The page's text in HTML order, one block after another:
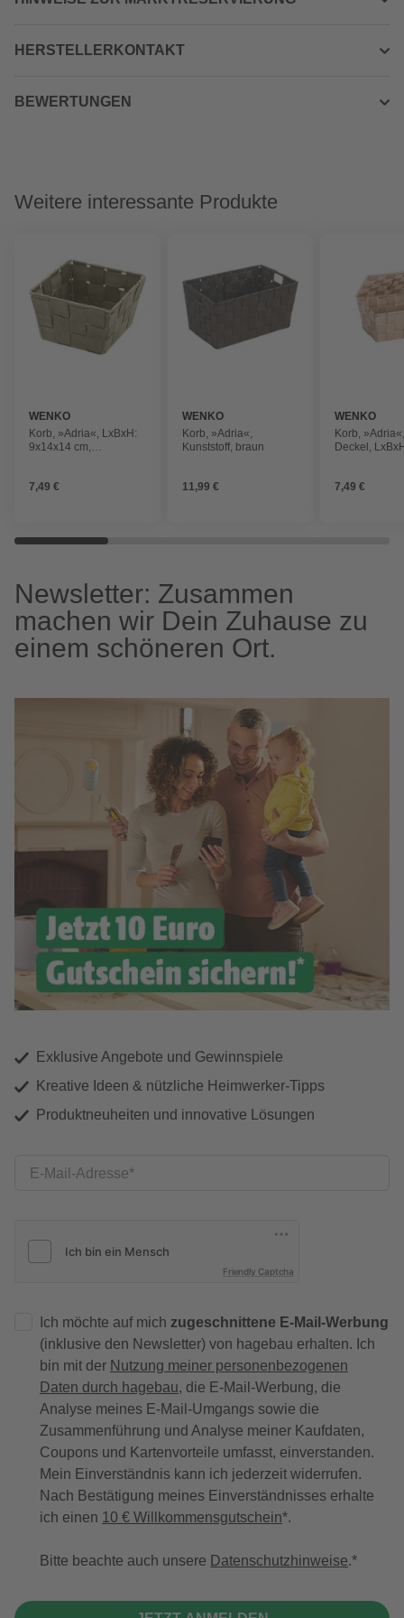
HERSTELLERKONTAKT
BEWERTUNGEN
Weitere interessante Produkte
WENKO
Korb, »Adria«, LxBxH:
9x14x14 cm,
7,49 €
WENKO
Korb, »Adria«,
Kunststoff, braun
11,99 €
WENKO
Korb,
Deckel,
7,49 €
Newsletter: Zusammen
machen wir Dein Zuhause zu
einem schöneren Ort.
Exklusive Angebote und Gewinnspiele
Kreative Ideen & nützliche Heimwerker-Tipps
Produktneuheiten und innovative Lösungen
E-Mail-Adresse
Friendly Captcha
Ich möchte auf mich zugeschnittene E-Mail-Werbung
(inklusive den Newsletter) von hagebau erhalten. Ich
bin mit der Nutzung meiner personenbezogenen
Daten durch hagebau, die E-Mail-Werbung, die
Analyse meines E-Mail-Umgangs sowie die
Zusammenführung und Analyse meiner Kaufdaten,
Coupons und Kartenvorteile umfasst, einverstanden.
Mein Einverständnis kann ich jederzeit widerrufen.
Nach Bestätigung meines Einverständnisses erhalte
ich einen 10 € Willkommensgutschein*.
Bitte beachte auch unsere Datenschutzhinweise.